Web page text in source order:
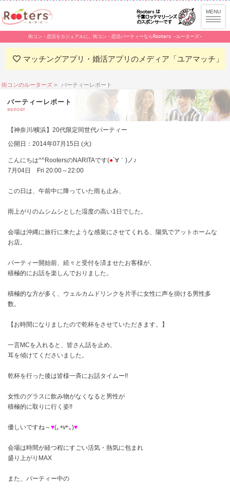
街コン・恋活をカジュアルに。街コン・恋活パーティーならRooters -ルーターズ-
マッチングアプリ・婚活アプリのメディア「ユアマッチ」
街コンのルーターズ パーティーレポート
パーティーレポート
REPORT
【神奈川/横浜】20代限定同世代パーティー
公開日：2014年07月15日 (火)
こんにちは^^RootersのNARITAです(●´∀｀)ノ♪
7月04日 Fri 20:00～22:00
この日は、午前中に降っていた雨も止み、
雨上がりのムシムシとした湿度の高い1日でした。
会場は沖縄に旅行に来たような感覚にさせてくれる、陽気でアットホームな
お店。
パーティー開始前、続々と受付を済ませたお客様が、
積極的にお話を楽しんでおりました。
積極的な方が多く、ウェルカムドリンクを片手に女性に声を掛ける男性多
数。
【お時間になりましたので乾杯をさせていただきます。】
一言MCを入れると、皆さん話を止め、
耳を傾けてくださいました。
乾杯を行った後は皆様一斉にお話タイムー!!
女性のグラスに飲み物がなくなると男性が
積極的に取りに行く姿!!
優しいですね～♥(｡￫v￩｡)♥
会場は時間が経つ程にすごい活気・熱気に包まれ
盛り上がりMAX
また、パーティー中の